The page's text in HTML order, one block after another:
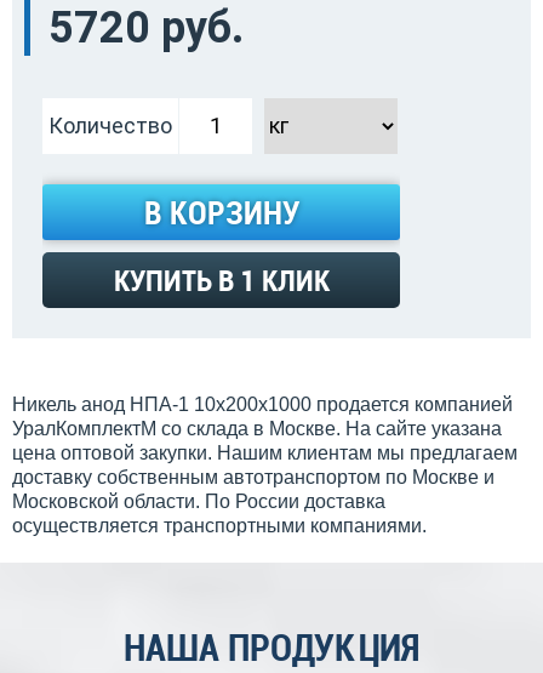
5720 руб.
Количество
В КОРЗИНУ
КУПИТЬ В 1 КЛИК
Никель анод НПА-1 10х200х1000 продается компанией
УралКомплектМ со склада в Москве. На сайте указана
цена оптовой закупки. Нашим клиентам мы предлагаем
доставку собственным автотранспортом по Москве и
Московской области. По России доставка
осуществляется транспортными компаниями.
НАША ПРОДУКЦИЯ